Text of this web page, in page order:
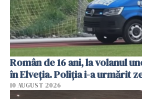
Român de 16 ani, la volanul
în Elveția. Poliția i-a urmărit
10 AUGUST 2026